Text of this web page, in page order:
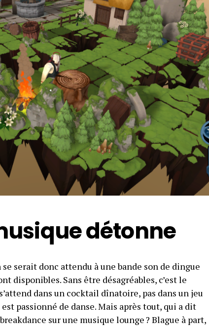
détonne
serait donc attendu à une bande son de dingue
disponibles. Sans être désagréables, c’est le
dans un cocktail dînatoire, pas dans un jeu
passionné de danse. Mais après tout, qui a dit
sur une musique lounge ? Blague à part,